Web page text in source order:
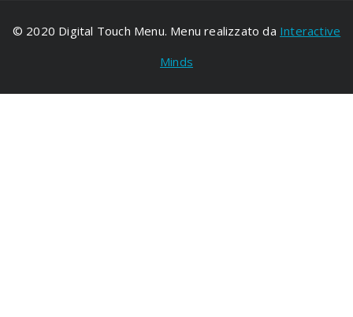
© 2020 Digital Touch Menu. Menu realizzato da Interactive
Minds